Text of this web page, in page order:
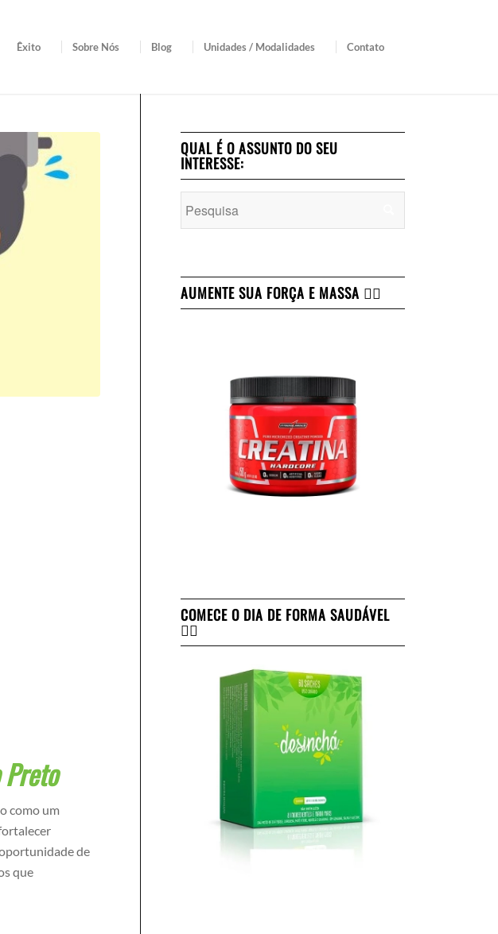
Êxito Sobre Nós Blog Unidades / Modalidades Contato
como um
de
que
QUAL É O ASSUNTO DO SEU
INTERESSE:
AUMENTE SUA FORÇA E MASSA 👇🏻
COMECE O DIA DE FORMA SAUDÁVEL
👇🏻